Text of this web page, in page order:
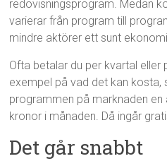
redovisningsprogram. Medan
varierar från program till
mindre aktörer ett sunt
Ofta betalar du per kvartal eller
exempel på vad det kan kosta,
programmen på marknaden
kronor i månaden. Då ingår
Det går snabbt